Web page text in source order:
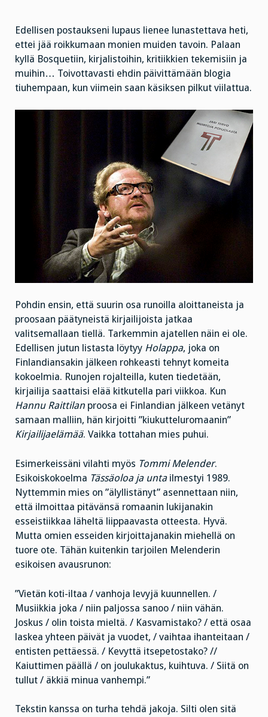
Edellisen postaukseni lupaus lienee lunastettava heti,
ettei jää roikkumaan monien muiden tavoin. Palaan
kyllä Bosquetiin, kirjalistoihin, kritiikkien tekemisiin ja
muihin… Toivottavasti ehdin päivittämään blogia
tiuhempaan, kun viimein saan käsiksen pilkut viilattua.
Pohdin ensin, että suurin osa runoilla aloittaneista ja
proosaan päätyneistä kirjailijoista jatkaa
valitsemallaan tiellä. Tarkemmin ajatellen näin ei ole.
Edellisen jutun listasta löytyy Holappa, joka on
Finlandiansakin jälkeen rohkeasti tehnyt komeita
kokoelmia. Runojen rojalteilla, kuten tiedetään,
kirjailija saattaisi elää kitkutella pari viikkoa. Kun
Hannu Raittilan proosa ei Finlandian jälkeen vetänyt
samaan malliin, hän kirjoitti ”kiukutteluromaanin”
Kirjailijaelämää. Vaikka tottahan mies puhui.
Esimerkeissäni vilahti myös Tommi Melender.
Esikoiskokoelma Tässäoloa ja unta ilmestyi 1989.
Nyttemmin mies on ”älyllistänyt” asennettaan niin,
että ilmoittaa pitävänsä romaanin lukijanakin
esseistiikkaa läheltä liippaavasta otteesta. Hyvä.
Mutta omien esseiden kirjoittajanakin miehellä on
tuore ote. Tähän kuitenkin tarjoilen Melenderin
esikoisen avausrunon:
”Vietän koti-iltaa / vanhoja levyjä kuunnellen. /
Musiikkia joka / niin paljossa sanoo / niin vähän.
Joskus / olin toista mieltä. / Kasvamistako? / että osaa
laskea yhteen päivät ja vuodet, / vaihtaa ihanteitaan /
entisten pettäessä. / Kevyttä itsepetostako? //
Kaiuttimen päällä / on joulukaktus, kuihtuva. / Siitä on
tullut / äkkiä minua vanhempi.”
Tekstin kanssa on turha tehdä jakoja. Silti olen sitä